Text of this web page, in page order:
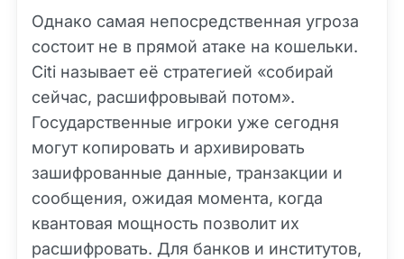
Однако самая непосредственная угроза
состоит не в прямой атаке на кошельки.
Citi называет её стратегией «собирай
сейчас, расшифровывай потом».
Государственные игроки уже сегодня
могут копировать и архивировать
зашифрованные данные, транзакции и
сообщения, ожидая момента, когда
квантовая мощность позволит их
расшифровать. Для банков и институтов,